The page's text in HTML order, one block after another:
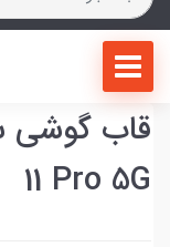
11 Pro 5G